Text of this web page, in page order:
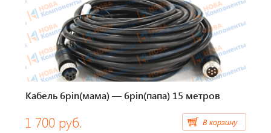
Датчики скорости
Картриджи для принтеров этикеток
Переходники, оси датчиков скорости
Кабель 6pin(мама) — 6pin(папа) 15 метров
1 700 руб. В корзину